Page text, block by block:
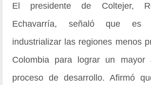
El presidente de Coltejer,
Echavarría, señaló que es
industrializar las regiones menos
Colombia para lograr un mayor
proceso de desarrollo. Afirmó